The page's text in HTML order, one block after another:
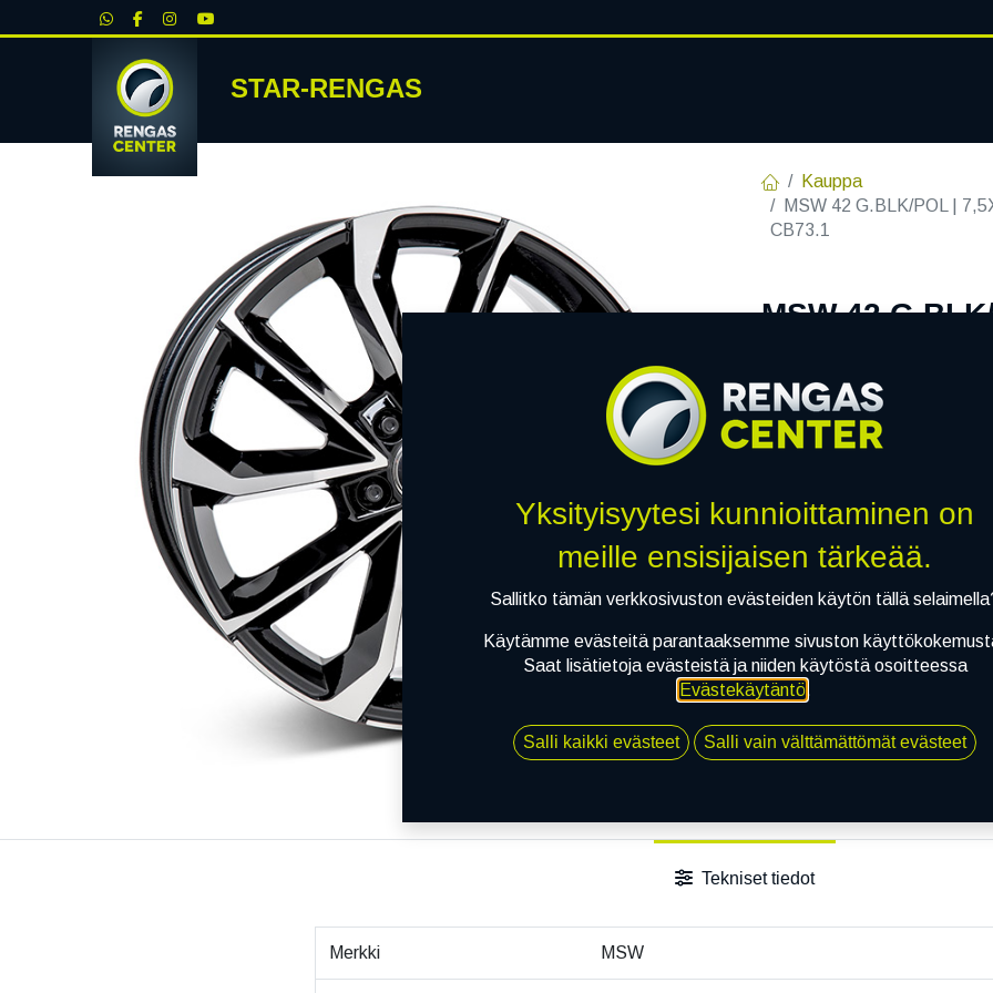
STAR-RENGAS
Kauppa
MSW 42 G.BLK/POL |
CB73.1
MSW 42
EAN:8027529167764
Tällä tuotteella ei ole
Jaa
Toimitusehdot
Tekniset tiedot
Merkki MSW
Yksityisyytesi kunnioittaminen on
meille ensisijaisen tärkeää.
Sallitko tämän verkkosivuston evästeiden käytön tällä
Käytämme evästeitä parantaaksemme sivuston
Saat lisätietoja evästeistä ja niiden käytöstä osoitteessa
Evästekäytäntö.
Salli kaikki evästeet Salli vain välttämättömät evästeet